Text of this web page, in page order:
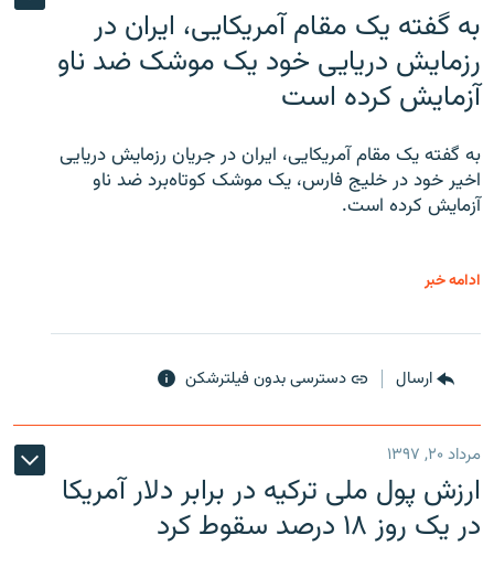
به گفته یک مقام آمریکایی، ایران در
رزمایش دریایی خود یک موشک ضد ناو
آزمایش کرده است
به گفته یک مقام آمریکایی، ایران در جریان رزمایش دریایی
اخیر خود در خلیج فارس، یک موشک کوتاه‌برد ضد ناو
آزمایش کرده است.
ادامه خبر
ارسال دسترسی بدون فیلترشکن
مرداد ۲۰, ۱۳۹۷
ارزش پول ملی ترکیه در برابر دلار آمریکا
در یک روز ۱۸ درصد سقوط کرد